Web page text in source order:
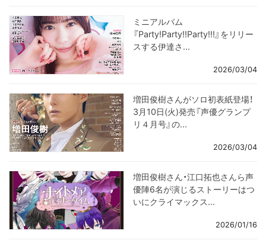
ミニアルバム
『Party!Party!!Party!!!』をリリー
スする伊達さ...
2026/03/04
増田俊樹さんがソロ初表紙登場！
3月10日(火)発売『声優グランプ
リ４月号』の...
2026/03/04
増田俊樹さん・江口拓也さんら声
優陣6名が演じるストーリーはつ
いにクライマックス...
2026/01/16